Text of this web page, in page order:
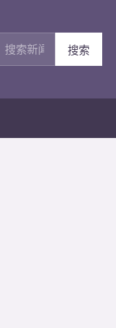
搜索新闻
搜索